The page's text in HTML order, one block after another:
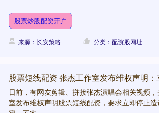
股票炒股配资开户
来源：长安策略 分类：配资股网址
股票短线配资 张杰工作室发布维权声明
日前，有网友剪辑、拼接张杰演唱会相关视频
室发布维权声明股票短线配资，要求立即停止